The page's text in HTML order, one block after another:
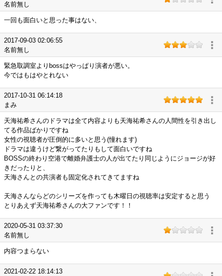
名前無し
一回も面白いと思った事はない、
2017-09-03 02:06:55
名前無し
緊急取調室よりbossはやっぱり演者が悪い。
今ではもはやとれない
2017-10-31 06:14:18
まみ
天海祐希さんのドラマは全て内容よりも天海祐希さんの人間性を引き出し
てる作品ばかりですね
女性の視聴者が圧倒的に多いと思う(憧れます)
ドラマは違うけど繋がってたりもして面白いですね
BOSSの終わり空港で離婚弁護士の人が出てたり同じようにジョージが好
きだったりと、
天海さんとの共演者も固定化されてきてますね
天海さんならどのシリーズを作っても木曜日の視聴率は安定すると思う
とりあえず天海祐希さんの大ファンです！！
2020-05-31 03:37:30
名前無し
内容つまらない
2021-02-22 18:14:13